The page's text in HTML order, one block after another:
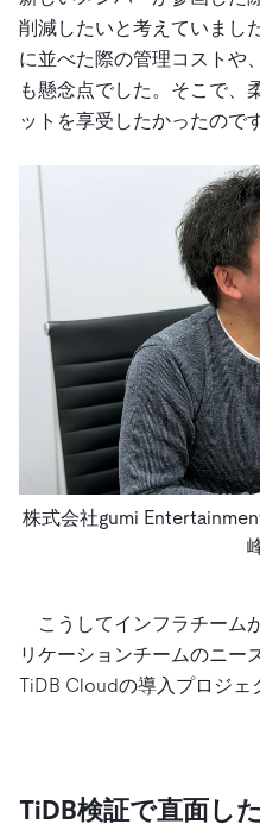
削減したいと考えていまし
に並べた際の管理コストや
も懸念点でした。そこで、
ットを享受したかったので
株式会社gumi
こうしてインフラチーム
リケーションチームのニー
TiDB Cloudの導入プロジェ
TiDB検証で直面し